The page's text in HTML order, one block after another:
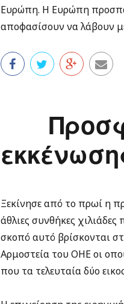
Ευρώπη. Η Ευρώπη
αποφασίσουν να λάβουν
Ξεκίνησε από το πρωί η
άθλιες συνθήκες
σκοπό αυτό βρίσκονται
Αρμοστεία του ΟΗΕ οι
που τα τελευταία δύο